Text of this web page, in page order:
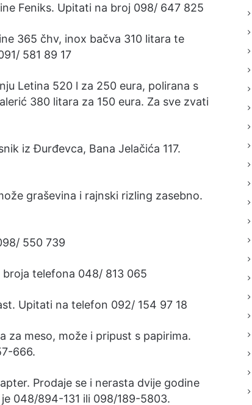
Feniks. Upitati na broj 098/ 647 825
365 čhv, inox bačva 310 litara te
581 89 17
Letina 520 l za 250 eura, polirana s
380 litara za 150 eura. Za sve zvati
iz Đurđevca, Bana Jelačića 117.
graševina i rajnski rizling zasebno.
550 739
telefona 048/ 813 065
Upitati na telefon 092/ 154 97 18
za meso, može i pripust s papirima.
666.
Prodaje se i nerasta dvije godine
048/894-131 ili 098/189-5803.